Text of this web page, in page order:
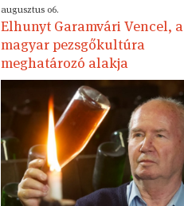
augusztus 06.
Elhunyt Garamvári Vencel, a
magyar pezsgőkultúra
meghatározó alakja